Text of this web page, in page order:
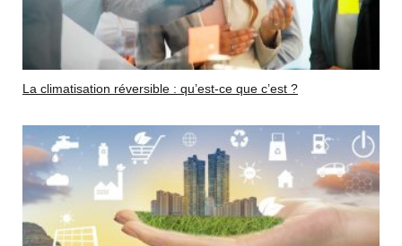
La climatisation réversible : qu’est-ce que c’est ?